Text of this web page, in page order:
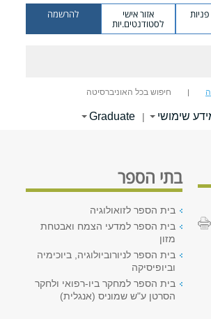
אזור אישי
לסטודנטים.יות
להרשמה
חיפוש בכל האוניברסיטה
שימושי |
Graduate
בתי הספר
בית הספר לזואולוגיה
בית הספר למדעי הצמח ואבטחת
מזון
בית הספר לניורוביולוגיה, ביוכימיה
וביופיסיקה
בית הספר למחקר ביו-רפואי ולחקר
הסרטן ע"ש שמוניס (אנגלית)